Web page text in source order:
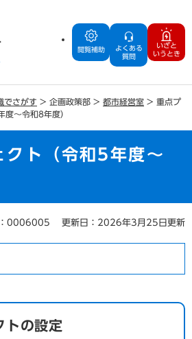
閲覧補助
よくある
質問
いざと
いうとき
でさがす > 企画政策部 > 都市経営室 > 重点プ
度～令和8年度）
クト（令和5年度～
0006005 更新日：2026年3月25日更新
トの設定